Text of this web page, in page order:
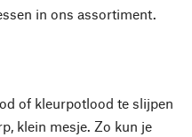
in ons assortiment.
of kleurpotlood te slijpen
klein mesje. Zo kun je